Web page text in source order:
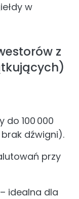
w
z
do 100 000
brak dźwigni).
przy
– idealna dla